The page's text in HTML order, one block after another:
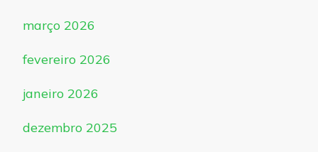
março 2026
fevereiro 2026
janeiro 2026
dezembro 2025